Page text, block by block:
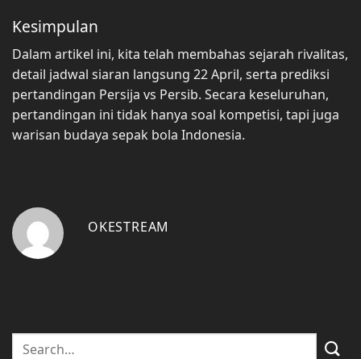
Kesimpulan
Dalam artikel ini, kita telah membahas sejarah rivalitas,
detail jadwal siaran langsung 22 April, serta prediksi
pertandingan Persija vs Persib. Secara keseluruhan,
pertandingan ini tidak hanya soal kompetisi, tapi juga
warisan budaya sepak bola Indonesia.
OKESTREAM